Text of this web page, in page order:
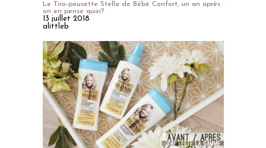
Le Trio-pousette Stella de Bébé Confort, un an après
on en pense quoi?
13 juillet 2018
alittleb